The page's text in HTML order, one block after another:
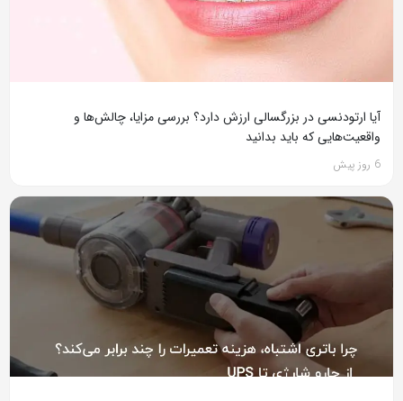
آیا ارتودنسی در بزرگسالی ارزش دارد؟ بررسی مزایا، چالش‌ها و
واقعیت‌هایی که باید بدانید
6 روز پیش